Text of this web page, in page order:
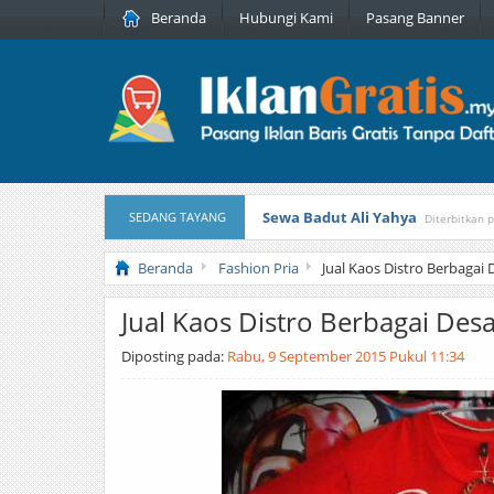
Beranda Hubungi Kami Pasang Banner
SEDANG TAYANG Sewa Badut Ali Yahya Diterbitkan
Honda Brio 1.3 E AT CBU 2012
Beranda Fashion Pria Jual Kaos Distro Berbagai
Jual Kaos Distro Berbagai
Diposting pada: Rabu, 9 September 2015 Pukul 11:34